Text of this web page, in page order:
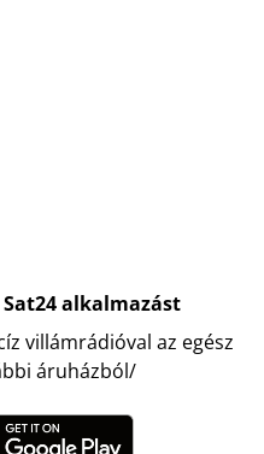
alkalmazást
villámrádióval az egész
áruházból/